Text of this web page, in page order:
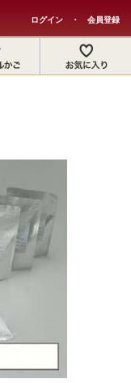
ログイン ・ 会員登録